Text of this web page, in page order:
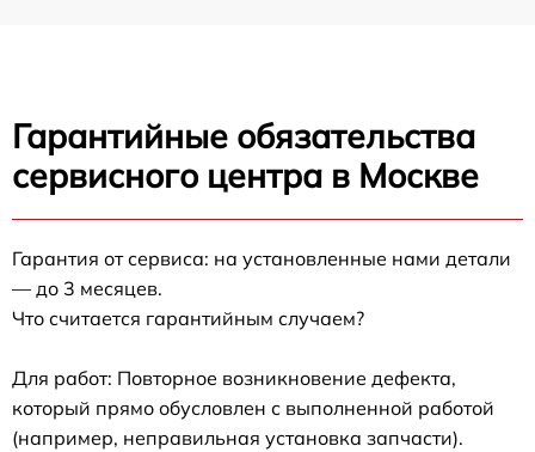
Гарантийные обязательства
сервисного центра в Москве
Гарантия от сервиса: на установленные нами детали
— до 3 месяцев.
Что считается гарантийным случаем?
Для работ: Повторное возникновение дефекта,
который прямо обусловлен с выполненной работой
(например, неправильная установка запчасти).